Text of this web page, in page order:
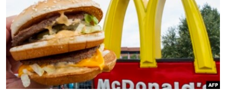
FİKİR
Русский
Українською
QOŞULIÑIZ!